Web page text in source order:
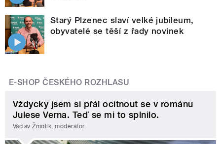
Starý Plzenec slaví velké jubileum,
obyvatelé se těší z řady novinek
E-SHOP ČESKÉHO ROZHLASU
Vždycky jsem si přál ocitnout se v románu
Julese Verna. Teď se mi to splnilo.
Václav Žmolík, moderátor